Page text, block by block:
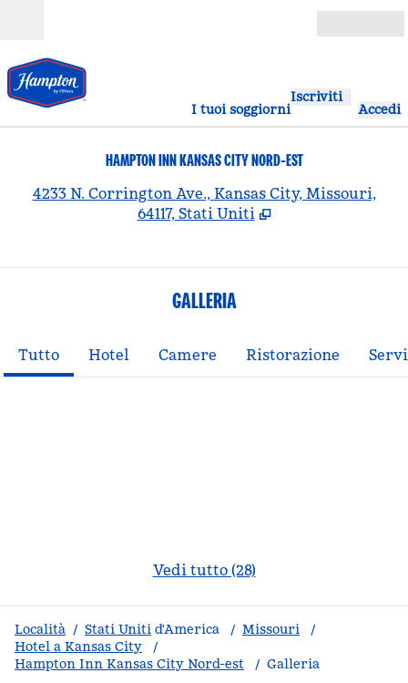
I tuoi soggiorni
Iscriviti
Accedi
HAMPTON INN KANSAS CITY NORD-EST
4233 N. Corrington Ave., Kansas City, Missouri,
64117, Stati Uniti
GALLERIA
Tutto Hotel Camere Ristorazione
Vedi tutto (28)
Località / Stati Uniti d'America / Missouri
/
Hotel a Kansas City
/
Hampton Inn Kansas City Nord-est
/ Galleria